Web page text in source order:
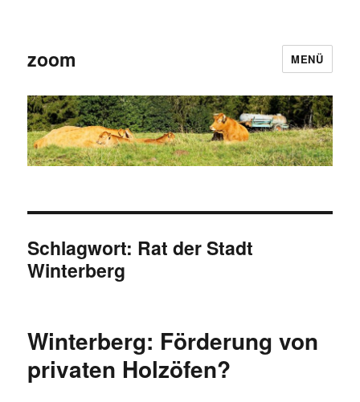
zoom MENÜ
Schlagwort: Rat der Stadt
Winterberg
Winterberg: Förderung von
privaten Holzöfen?